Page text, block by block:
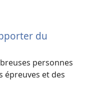
du
personnes
épreuves et des